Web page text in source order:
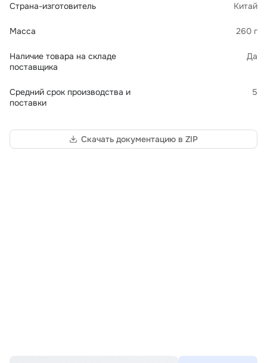
Страна-изготовитель Китай
Масса 260 г
Наличие товара на складе
поставщика
Да
Средний срок производства и
поставки
5
Скачать документацию в ZIP